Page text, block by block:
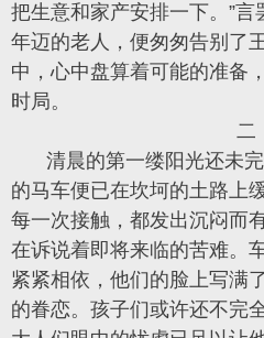
把生意和家产安排一下。”
年迈的老人，便匆匆告别了
中，心中盘算着可能的准备
时局。
二
清晨的第一缕阳光还未
的马车便已在坎坷的土路上
每一次接触，都发出沉闷而
在诉说着即将来临的苦难。
紧紧相依，他们的脸上写满
的眷恋。孩子们或许还不完